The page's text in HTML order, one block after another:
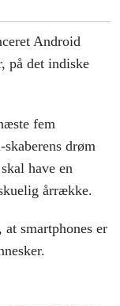
Android
på det indiske
fem
drøm
have en
årrække.
smartphones er